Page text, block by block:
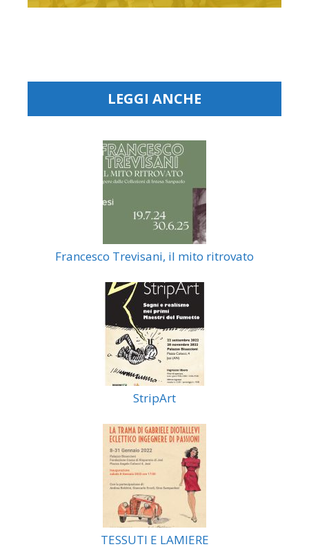
LEGGI ANCHE
Francesco Trevisani, il mito ritrovato
StripArt
TESSUTI E LAMIERE